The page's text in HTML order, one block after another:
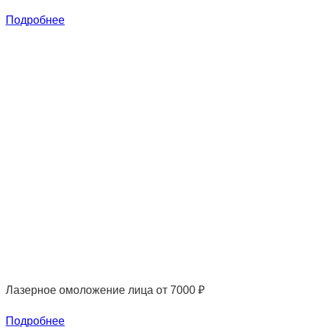
Подробнее
Лазерное омоложение лица от 7000 ₽
Подробнее